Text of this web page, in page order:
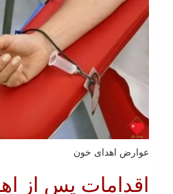
عوارض اهدای خون
اقدامات پس از